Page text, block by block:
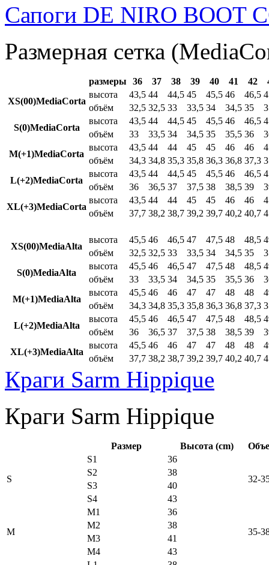
Сапоги DE NIRO BOOT
Размерная сетка
размеры 36 37 38 39 40 41 42
XS(00)MediaCorta
высота 43,5 44 44,5 45 45,5 46 46,5
объём
32,5 32,5 33 33,5 34 34,5 35
S(0)MediaCorta
высота 43,5 44 44,5 45 45,5 46 46,5
объём
33 33,5 34 34,5 35 35,5 36
M(+1)MediaCorta
высота 43,5 44 44 45 45 46 46
объём
34,3 34,8 35,3 35,8 36,3 36,8 37,3
L(+2)MediaCorta
высота 43,5 44 44,5 45 45,5 46 46,5
объём
36 36,5 37 37,5 38 38,5 39
XL(+3)MediaCorta
высота 43,5 44 44 45 45 46 46
объём
37,7 38,2 38,7 39,2 39,7 40,2 40,7
XS(00)MediaAlta
высота 45,5 46 46,5 47 47,5 48 48,5
объём
32,5 32,5 33 33,5 34 34,5 35
S(0)MediaAlta
высота 45,5 46 46,5 47 47,5 48 48,5
объём
33 33,5 34 34,5 35 35,5 36
M(+1)MediaAlta
высота 45,5 46 46 47 47 48 48
объём
34,3 34,8 35,3 35,8 36,3 36,8 37,3
L(+2)MediaAlta
высота 45,5 46 46,5 47 47,5 48 48,5
объём
36 36,5 37 37,5 38 38,5 39
XL(+3)MediaAlta
высота 45,5 46 46 47 47 48 48
объём
37,7 38,2 38,7 39,2 39,7 40,2 40,7
Краги Sarm Hippique
Краги Sarm Hippique
Размер Высота (cm)
S
S1
36
32-
S2
38
S3
40
S4
43
M
M1
36
35-
M2
38
M3
41
M4
43